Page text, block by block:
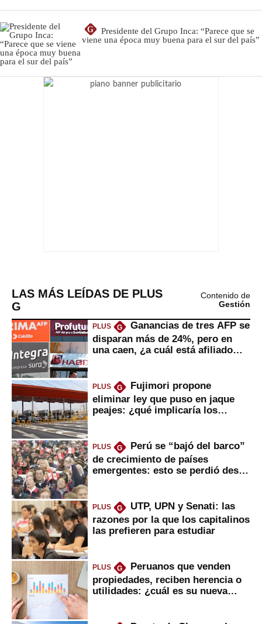
G
Presidente del Grupo Inca: “Parece que se
viene una época muy buena para el sur del país”
LAS MÁS LEÍDAS DE PLUS
G
Contenido de
Gestión
PLUS G
Ganancias de tres AFP se
disparan más de 24%, pero en
una caen, ¿a cuál está afiliado
PLUS G
Fujimori propone
eliminar ley que puso en jaque
peajes: ¿qué implicaría los
PLUS G
Perú se “bajó del barco”
de crecimiento de países
emergentes: esto se perdió desde
PLUS G
UTP, UPN y Senati: las
razones por la que los capitalinos
las prefieren para estudiar
PLUS G
Peruanos que venden
propiedades, reciben herencia o
utilidades: ¿cuál es su nueva